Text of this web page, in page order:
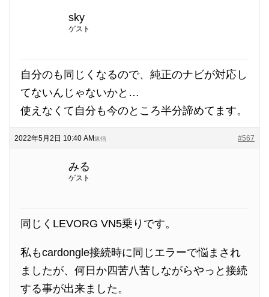
sky
ゲスト
自分のも同じくなるので、純正のナビが対応し
てないんじゃないかと…
使えなくて自分も今のところ半分諦めてます。
2022年5月2日 10:40 AM #567
返信
みる
ゲスト
同じくLEVORG VN5乗りです。
私もcardongle接続時に同じエラーで悩まされ
ましたが、何日か四苦八苦しながらやっと接続
する事が出来ました。